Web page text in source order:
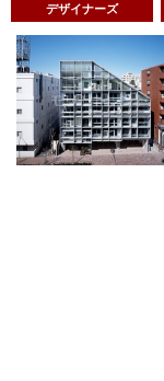
デザイナーズ